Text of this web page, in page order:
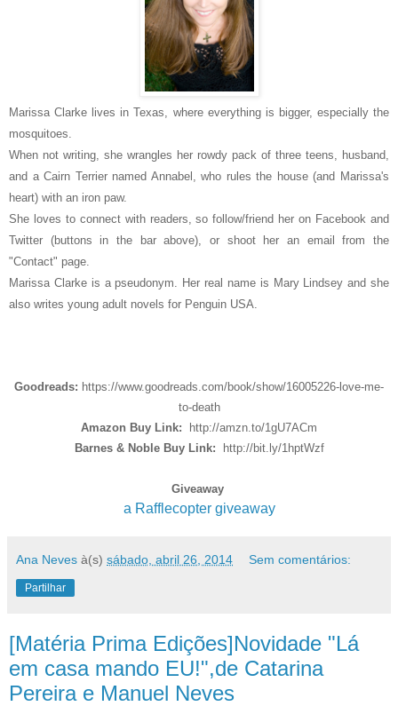
Marissa Clarke lives in Texas, where everything is bigger, especially the
mosquitoes.
When not writing, she wrangles her rowdy pack of three teens, husband,
and a Cairn Terrier named Annabel, who rules the house (and Marissa's
heart) with an iron paw.
She loves to connect with readers, so follow/friend her on Facebook and
Twitter (buttons in the bar above), or shoot her an email from the
"Contact" page.
Marissa Clarke is a pseudonym. Her real name is Mary Lindsey and she
also writes young adult novels for Penguin USA.
Goodreads: https://www.goodreads.com/book/show/16005226-love-me-
to-death
Amazon Buy Link:
http://amzn.to/1gU7ACm
Barnes & Noble Buy Link:
http://bit.ly/1hptWzf
Giveaway
a Rafflecopter giveaway
Ana Neves à(s) sábado, abril 26, 2014 Sem comentários:
Partilhar
[Matéria Prima Edições]Novidade "Lá
em casa mando EU!",de Catarina
Pereira e Manuel Neves